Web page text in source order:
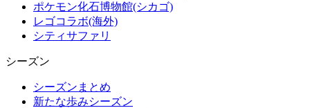
ポケモン化石博物館(シカゴ)
レゴコラボ(海外)
シティサファリ
シーズン
シーズンまとめ
新たな歩みシーズン